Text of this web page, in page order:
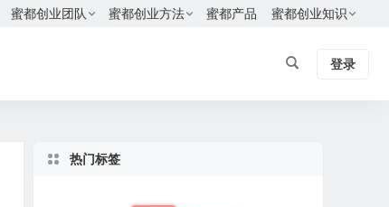
蜜都创业团队 蜜都创业方法 蜜都产品 蜜都创业知识
登录
热门标签